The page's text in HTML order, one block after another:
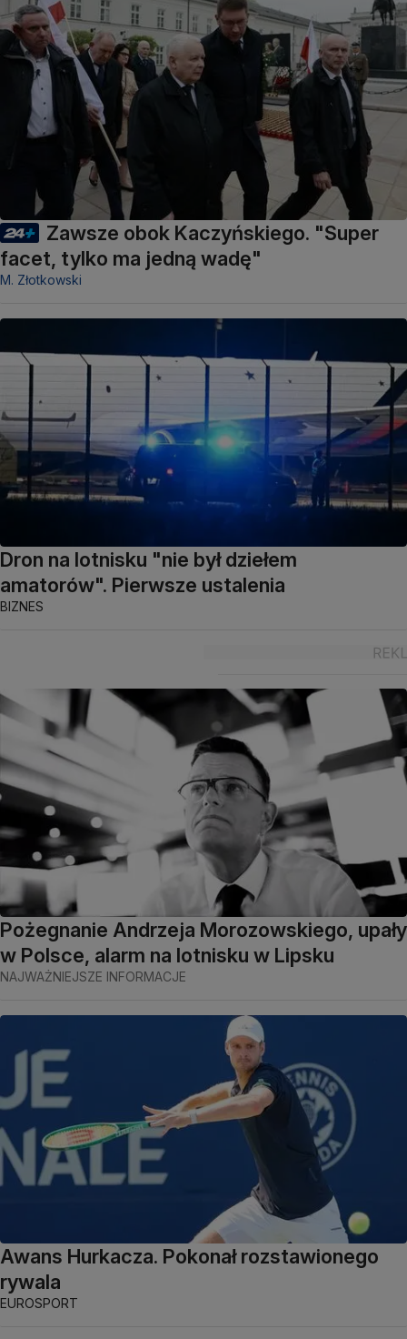
Zawsze obok Kaczyńskiego. "Super
facet, tylko ma jedną wadę"
M. Złotkowski
Dron na lotnisku "nie był dziełem
amatorów". Pierwsze ustalenia
BIZNES
Pożegnanie Andrzeja Morozowskiego, upały
w Polsce, alarm na lotnisku w Lipsku
NAJWAŻNIEJSZE INFORMACJE
Awans Hurkacza. Pokonał rozstawionego
rywala
EUROSPORT